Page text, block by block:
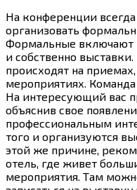
На конференции
организовать
Формальные включают
и собственно
происходят на
мероприятиях.
На интересующий вас
объяснив свое
профессиональным
того и организуются
этой же причине,
отель, где живет
мероприятия. Там